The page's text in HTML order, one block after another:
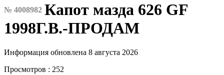
№ 4008982 Капот мазда 626 GF
1998Г.В.-ПРОДАМ
Информация обновлена 8 августа 2026
Просмотров : 252